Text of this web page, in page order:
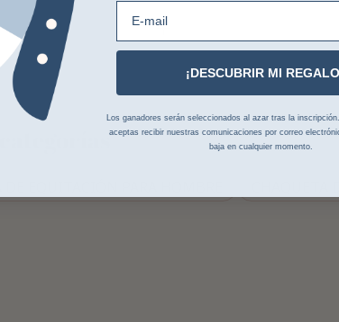
¡DESCUBRIR MI
Los ganadores serán seleccionados al azar tras la
aceptas recibir nuestras comunicaciones por correo
baja en cualquier momento.